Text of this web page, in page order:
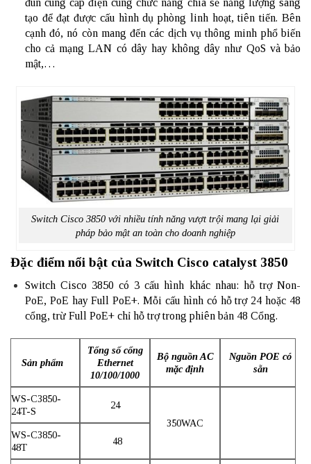
tạo để đạt được cấu hình dụ phòng linh hoạt, tiên tiến. Bên
cạnh đó, nó còn mang đến các dịch vụ thông minh phổ biến
cho cả mạng LAN có dây hay không dây như QoS và bảo
mật,…
Switch Cisco 3850 với nhiều tính năng vượt trội mang lại giải
pháp bảo mật an toàn cho doanh nghiệp
Đặc điểm nổi bật của Switch Cisco catalyst 3850
Switch Cisco 3850 có 3 cấu hình khác nhau: hỗ trợ Non-
PoE, PoE hay Full PoE+. Mỗi cấu hình có hỗ trợ 24 hoặc 48
cổng, trừ Full PoE+ chỉ hỗ trợ trong phiên bản 48 Cổng.
Sản phẩm
Tổng số cổng
Ethernet
10/100/1000
Bộ nguồn AC
mặc định
Nguồn POE có
sẵn
WS-C3850-
24T-S
24
350WAC
WS-C3850-
48T
48